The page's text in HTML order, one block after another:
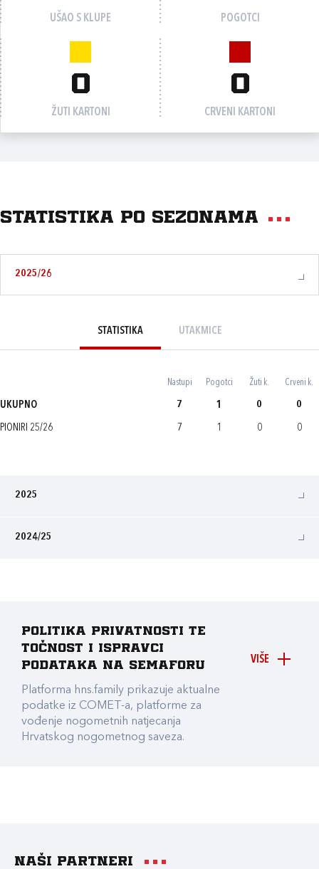
UŠAO S KLUPE POGOTCI
0
ŽUTI KARTONI
0
CRVENI KARTONI
Statistika po sezonama
2025/26
STATISTIKA UTAKMICE
Nastupi Pogotci Žuti k. Crveni k.
UKUPNO 7 1 0 0
PIONIRI 25/26 7 1 0 0
2025
2024/25
VIŠE
Politika privatnosti te
točnost i ispravci
podataka na Semaforu
Platforma hns.family prikazuje aktualne
podatke iz COMET-a, platforme za
vođenje nogometnih natjecanja
Hrvatskog nogometnog saveza.
Naši partneri